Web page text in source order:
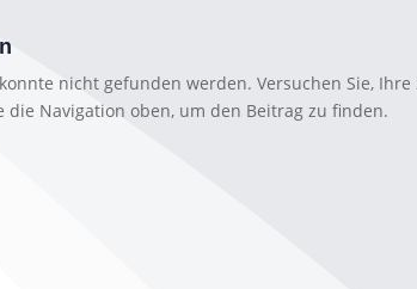
nicht gefunden werden. Versuchen Sie, Ihre
Navigation oben, um den Beitrag zu finden.